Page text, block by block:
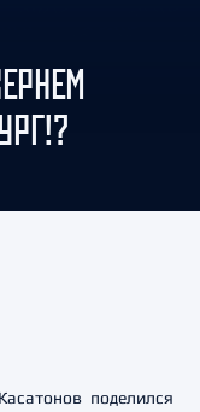
поделился